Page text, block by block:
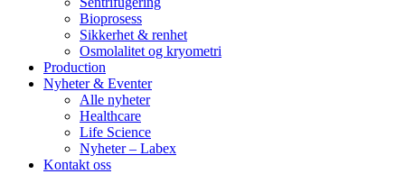
Bioprosess
Sikkerhet & renhet
Osmolalitet og kryometri
Production
Nyheter & Eventer
Alle nyheter
Healthcare
Life Science
Nyheter – Labex
Kontakt oss